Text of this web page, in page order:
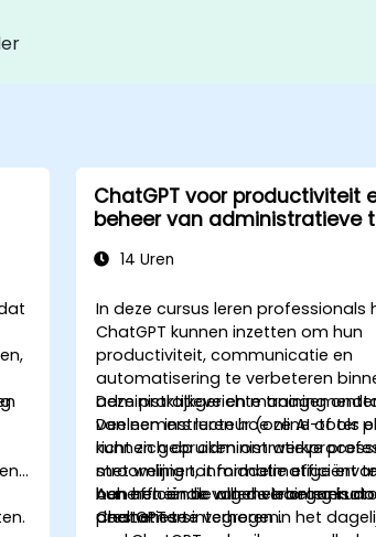
ChatGPT voor productiviteit
beheer van administratieve
14 Uren
In deze cursus leren professionals
ChatGPT kunnen inzetten om hun
productiviteit, communicatie en
automatisering te verbeteren
administratieve en
Deelnemers leren hoe ze AI-tools
kunnen gebruiken om
stroomlijnen, informatie efficiënt
beheren en de algehele
prestaties te verhogen.
Deze praktijkgerichte training
van een instructeur (online of ter
richt zich op administratieve
met weinig tot middelmatige
hun efficiëntie willen verbeteren
ChatGPT te integreren in het
Aan het einde van de training
deelnemers: